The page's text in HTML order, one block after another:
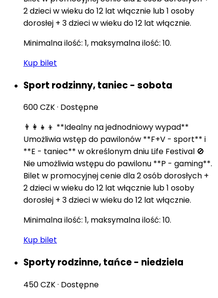
2 dzieci w wieku do 12 lat włącznie lub 1 osoby
dorosłej + 3 dzieci w wieku do 12 lat włącznie.
Minimalna ilość: 1, maksymalna ilość: 10.
Kup bilet
Sport rodzinny, taniec - sobota
600 CZK· Dostępne
👨‍👩‍👧‍👦 **Idealny na jednodniowy wypad**
Umożliwia wstęp do pawilonów **F+V - sport** i
**E - taniec** w określonym dniu Life Festival 🚫
Nie umożliwia wstępu do pawilonu **P - gaming**.
Bilet w promocyjnej cenie dla 2 osób dorosłych +
2 dzieci w wieku do 12 lat włącznie lub 1 osoby
dorosłej + 3 dzieci w wieku do 12 lat włącznie.
Minimalna ilość: 1, maksymalna ilość: 10.
Kup bilet
Sporty rodzinne, tańce - niedziela
450 CZK· Dostępne